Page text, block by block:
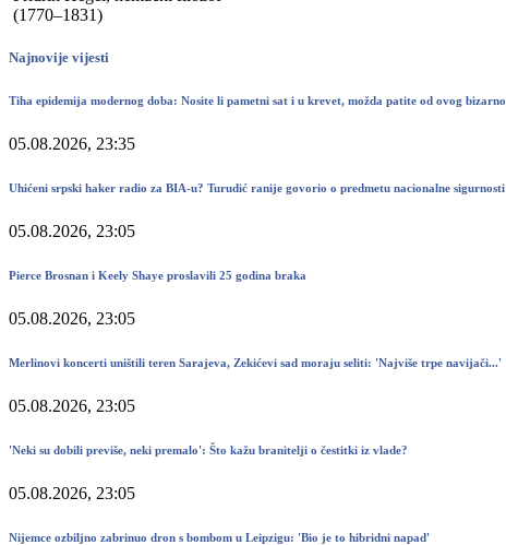
(1770–1831)
Najnovije vijesti
Tiha epidemija modernog doba: Nosite li pametni sat i u krevet, možda patite od ovog
05.08.2026, 23:35
Uhićeni srpski haker radio za BIA-u? Turudić ranije govorio o predmetu nacionalne sigurnosti
05.08.2026, 23:05
Pierce Brosnan i Keely Shaye proslavili 25 godina braka
05.08.2026, 23:05
Merlinovi koncerti uništili teren Sarajeva, Zekićevi sad moraju seliti: 'Najviše trpe navijači...'
05.08.2026, 23:05
'Neki su dobili previše, neki premalo': Što kažu branitelji o čestitki iz vlade?
05.08.2026, 23:05
Nijemce ozbiljno zabrinuo dron s bombom u Leipzigu: 'Bio je to hibridni napad'